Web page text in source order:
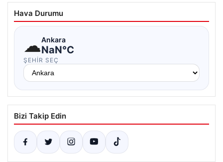
Hava Durumu
☁Ankara
NaN°C
ŞEHIR SEÇ
Bizi Takip Edin